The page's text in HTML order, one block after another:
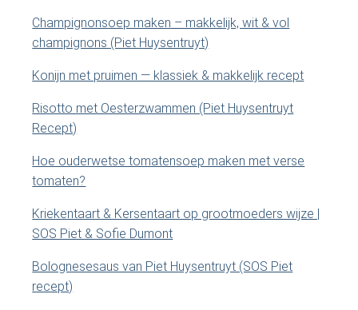
d
e
b
a
e
.
.
Champignonsoep maken – makkelijk, wit & vol
champignons (Piet Huysentruyt)
Konijn met pruimen — klassiek & makkelijk recept
Risotto met Oesterzwammen (Piet Huysentruyt
Recept)
Hoe ouderwetse tomatensoep maken met verse
tomaten?
Kriekentaart & Kersentaart op grootmoeders wijze |
SOS Piet & Sofie Dumont
Bolognesesaus van Piet Huysentruyt (SOS Piet
recept)